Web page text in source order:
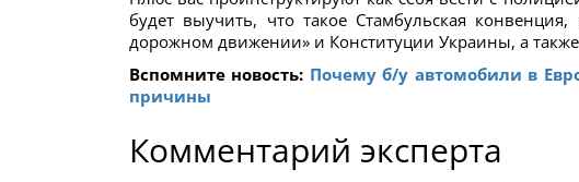
будет выучить, что такое Стамбульская
дорожном движении» и Конституции Украины, а
Вспомните новость: Почему б/у автомобили в
причины
Комментарий эксперта